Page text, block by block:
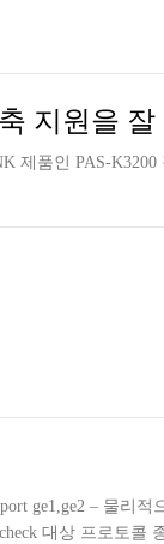
지원을
제품인 PAS-
ge1,ge2 – 물리
대상 프로토콜